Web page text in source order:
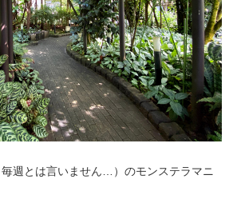
週とは言いません…）のモンステラマニ